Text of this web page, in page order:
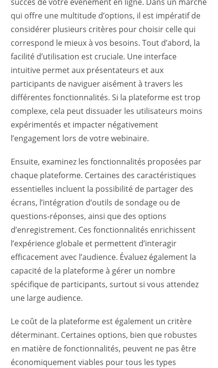
qui offre une multitude d’options, il est impératif de
considérer plusieurs critères pour choisir celle qui
correspond le mieux à vos besoins. Tout d’abord, la
facilité d’utilisation est cruciale. Une interface
intuitive permet aux présentateurs et aux
participants de naviguer aisément à travers les
différentes fonctionnalités. Si la plateforme est trop
complexe, cela peut dissuader les utilisateurs moins
expérimentés et impacter négativement
l’engagement lors de votre webinaire.
Ensuite, examinez les fonctionnalités proposées par
chaque plateforme. Certaines des caractéristiques
essentielles incluent la possibilité de partager des
écrans, l’intégration d’outils de sondage ou de
questions-réponses, ainsi que des options
d’enregistrement. Ces fonctionnalités enrichissent
l’expérience globale et permettent d’interagir
efficacement avec l’audience. Évaluez également la
capacité de la plateforme à gérer un nombre
spécifique de participants, surtout si vous attendez
une large audience.
Le coût de la plateforme est également un critère
déterminant. Certaines options, bien que robustes
en matière de fonctionnalités, peuvent ne pas être
économiquement viables pour tous les types